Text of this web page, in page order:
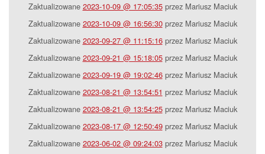
Zaktualizowane 2023-10-09 @ 17:05:35przez Mariusz Maciuk
Zaktualizowane 2023-10-09 @ 16:56:30przez Mariusz Maciuk
Zaktualizowane 2023-09-27 @ 11:15:16przez Mariusz Maciuk
Zaktualizowane 2023-09-21 @ 15:18:05przez Mariusz Maciuk
Zaktualizowane 2023-09-19 @ 19:02:46przez Mariusz Maciuk
Zaktualizowane 2023-08-21 @ 13:54:51 przez Mariusz Maciuk
Zaktualizowane 2023-08-21 @ 13:54:25przez Mariusz Maciuk
Zaktualizowane 2023-08-17 @ 12:50:49przez Mariusz Maciuk
Zaktualizowane 2023-06-02 @ 09:24:03przez Mariusz Maciuk